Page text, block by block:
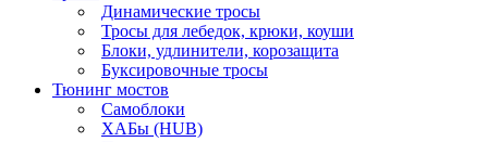
Динамические тросы
Тросы для лебедок, крюки, коуши
Блоки, удлинители, корозащита
Буксировочные тросы
Тюнинг мостов
Самоблоки
ХАБы (HUB)